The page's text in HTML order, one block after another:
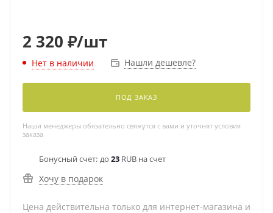
2 320 ₽/шт
Нет в наличии Нашли дешевле?
ПОД ЗАКАЗ
Наши менеджеры обязательно свяжутся с вами и уточнят условия
заказа
Бонусный счет: до 23 RUB на счет
Хочу в подарок
Цена действительна только для интернет-магазина и